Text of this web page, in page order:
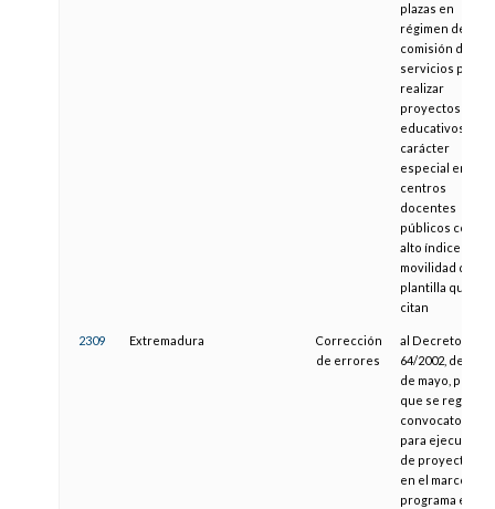
plazas en
régimen de
comisión de
servicios para
realizar
proyectos
educativos de
carácter
especial en los
centros
docentes
públicos con
alto índice de
movilidad de
plantilla que se
citan
2309 Extremadura
Corrección
de errores
al Decreto
64/2002, de 28
de mayo, por el
que se regula la
convocatoria
para ejecución
de proyectos
en el marco del
programa e-